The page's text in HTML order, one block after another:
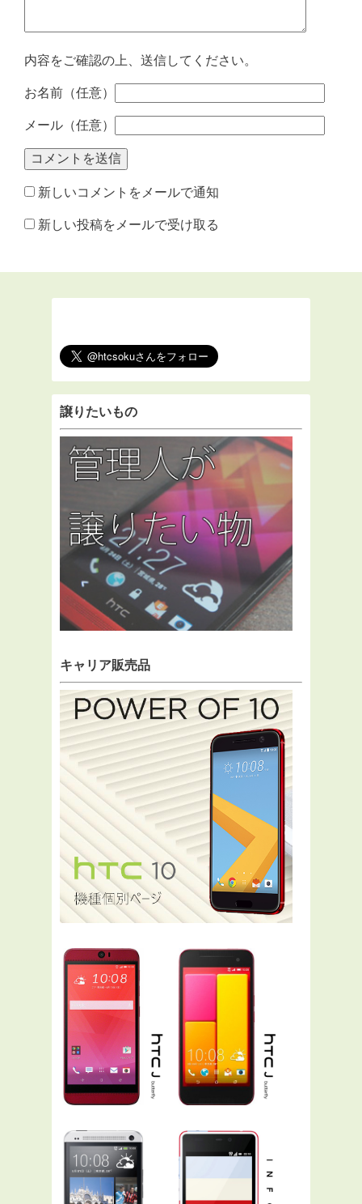
内容をご確認の上、送信してください。
お名前（任意）
メール（任意）
新しいコメントをメールで通知
新しい投稿をメールで受け取る
譲りたいもの
キャリア販売品